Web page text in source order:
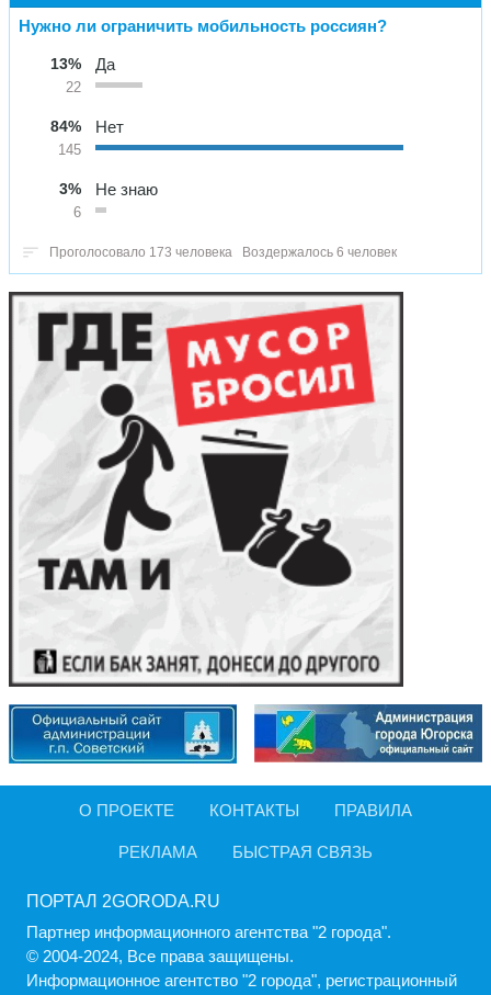
Нужно ли ограничить мобильность россиян?
13%
22
Да
84%
145
Нет
3%
6
Не знаю
Проголосовало 173 человека Воздержалось 6 человек
О ПРОЕКТЕ КОНТАКТЫ ПРАВИЛА
РЕКЛАМА БЫСТРАЯ СВЯЗЬ
ПОРТАЛ 2GORODA.RU
Партнер информационного агентства "2 города".
© 2004-2024, Все права защищены.
Информационное агентство "2 города", регистрационный